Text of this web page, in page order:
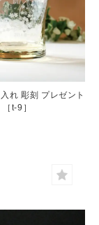
れ 彫刻 プレゼント
t-9］